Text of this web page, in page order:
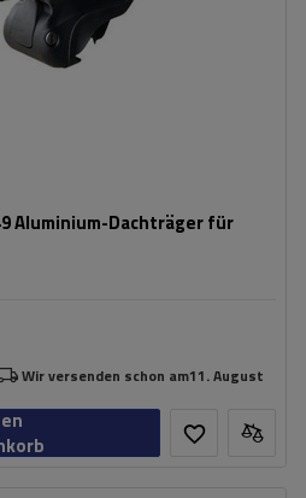
Aluminium-Dachträger für
Wir versenden schon am11. August